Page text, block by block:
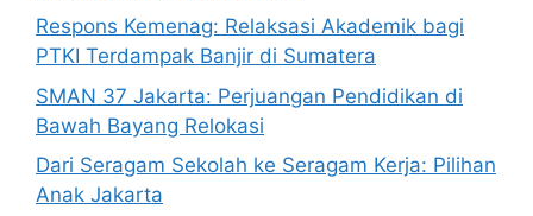
Respons Kemenag: Relaksasi Akademik bagi
PTKI Terdampak Banjir di Sumatera
SMAN 37 Jakarta: Perjuangan Pendidikan di
Bawah Bayang Relokasi
Dari Seragam Sekolah ke Seragam Kerja: Pilihan
Anak Jakarta